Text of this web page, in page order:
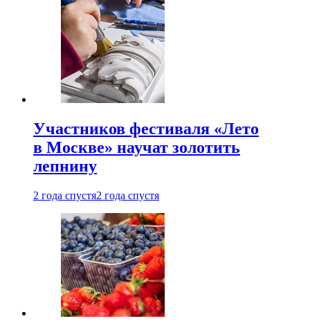
Участников фестиваля «Лето
в Москве» научат золотить
лепнину
2 года спустя2 года спустя